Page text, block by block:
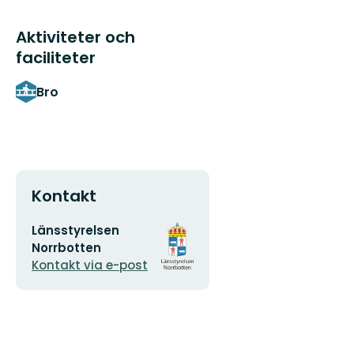
Aktiviteter och
faciliteter
Bro
Kontakt
E-
postadress
Länsstyrelsen
Norrbotten
Kontakt via e-post
Organisationens
logotyp